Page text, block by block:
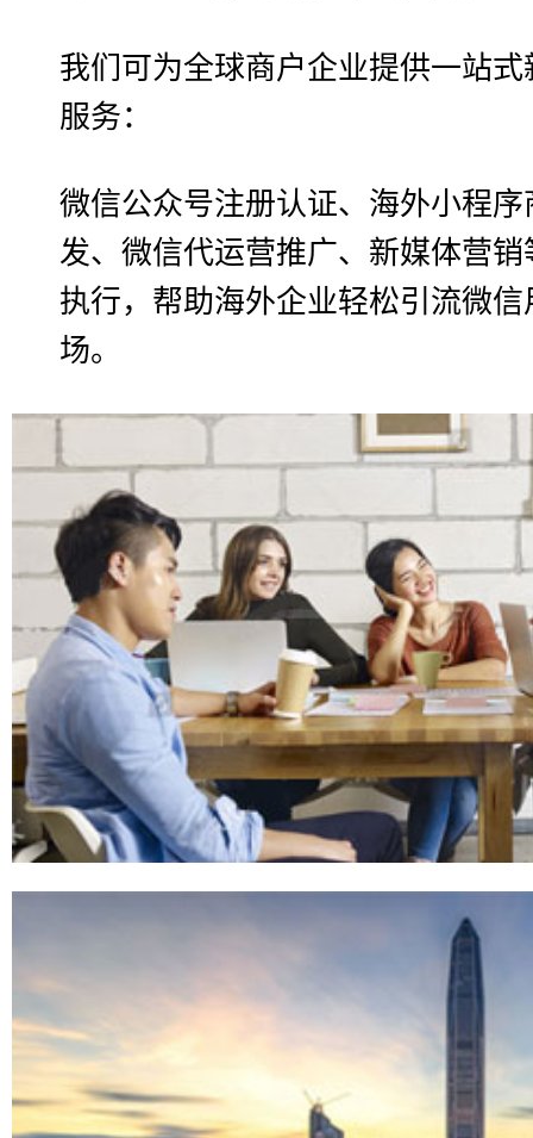
我们可为全球商户企业提供一站
服务：
微信公众号注册认证、海外小程
发、微信代运营推广、新媒体营
执行，帮助海外企业轻松引流微
场。